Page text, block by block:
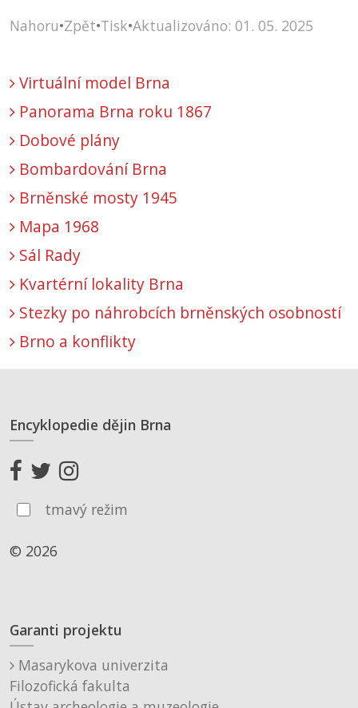
Nahoru•Zpět•Tisk•Aktualizováno: 01. 05. 2025
Virtuální model Brna
Panorama Brna roku 1867
Dobové plány
Bombardování Brna
Brněnské mosty 1945
Mapa 1968
Sál Rady
Kvartérní lokality Brna
Stezky po náhrobcích brněnských osobností
Brno a konflikty
Encyklopedie dějin Brna
tmavý režim
© 2026
Garanti projektu
Masarykova univerzita
Filozofická fakulta